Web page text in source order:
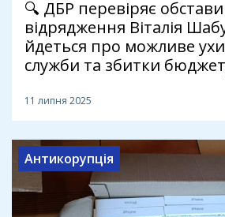
🔍 ДБР перевіряє
відрядження Віталія
йдеться про можливе
служби та збитки
11 липня 2025
Антикорупція